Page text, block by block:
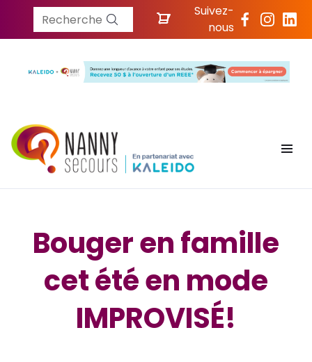
Recherche
Suivez-
nous
Bouger en famille
cet été en mode
IMPROVISÉ!